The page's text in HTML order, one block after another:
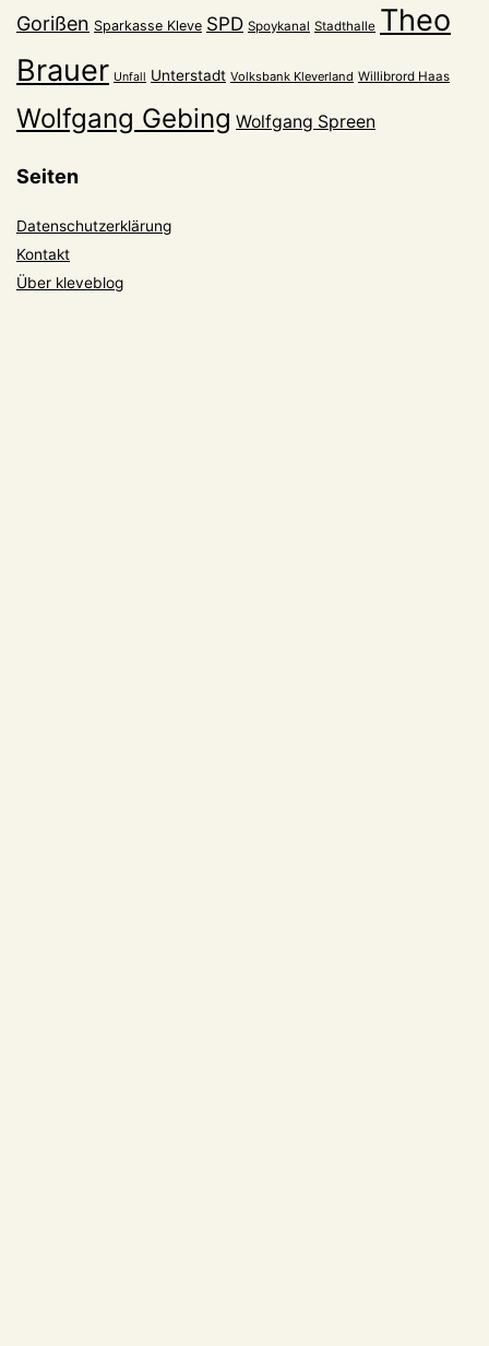
Gorißen Sparkasse Kleve SPD Spoykanal Stadthalle Theo
Brauer Unfall Unterstadt Volksbank Kleverland Willibrord Haas
Wolfgang Gebing Wolfgang Spreen
Seiten
Datenschutzerklärung
Kontakt
Über kleveblog